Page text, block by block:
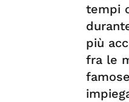
tempi
più
fra le